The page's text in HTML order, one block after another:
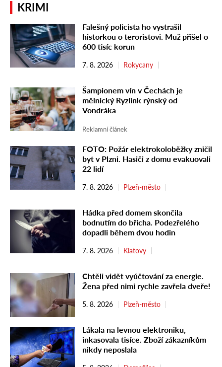
KRIMI
Falešný policista ho vystrašil
historkou o teroristovi. Muž přišel o
600 tisíc korun
7. 8. 2026 Rokycany
Šampionem vín v Čechách je
mělnický Ryzlink rýnský od
Vondráka
Reklamní článek
FOTO: Požár elektrokoloběžky zničil
byt v Plzni. Hasiči z domu evakuovali
22 lidí
7. 8. 2026 Plzeň-město
Hádka před domem skončila
bodnutím do břicha. Podezřelého
dopadli během dvou hodin
7. 8. 2026 Klatovy
Chtěli vidět vyúčtování za energie.
Žena před nimi rychle zavřela dveře!
5. 8. 2026 Plzeň-město
Lákala na levnou elektroniku,
inkasovala tisíce. Zboží zákazníkům
nikdy neposlala